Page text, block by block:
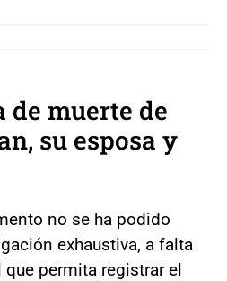
de muerte de
su esposa y
no se ha podido
exhaustiva, a falta
permita registrar el